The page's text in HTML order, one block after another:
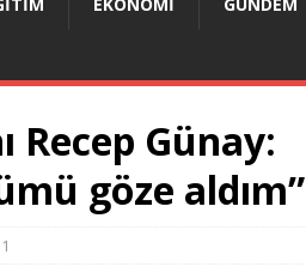
Recep Günay:
göze aldım”
1